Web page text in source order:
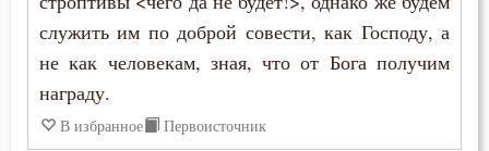
Злорадство
Знание
служить им по доброй совести, как Господу, а
не как человекам, зная, что от Бога получим
награду.
В избранное Первоисточник